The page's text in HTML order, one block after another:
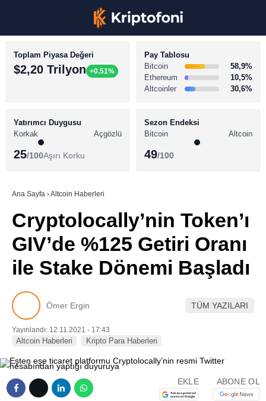
Youtube
TikTok
Pinterest
BİTCOİN HABERLERİ
ALTCOİN HABERLERİ
SÖZLÜK
Toplam Piyasa Değeri
$2,20 Trilyon +0.51%
Pay Tablosu
Bitcoin
58,9%
Ethereum
10,5%
Altcoinler
30,6%
Yatırımcı Duygusu
Korkak
Açgözlü
25/100Aşırı Korku
Sezon Endeksi
Bitcoin
Altcoin
49/100
Ana Sayfa ›Altcoin Haberleri
Cryptolocally’nin Token’ı
GIV’de %125 Getiri Oranı
ile Stake Dönemi Başladı
Ömer Ergin TÜM YAZILARI
Yayınlandı: 12.11.2021 - 17:43
Altcoin Haberleri Kripto Para Haberleri
EKLE ABONE OL